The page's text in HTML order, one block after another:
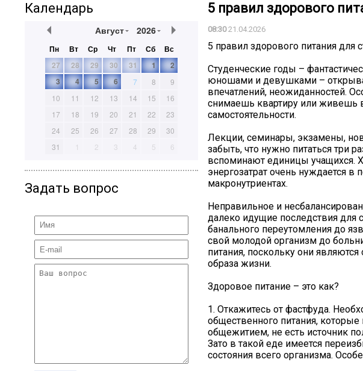
Календарь
Август 2026
Пн Вт Ср Чт Пт Сб
Вс
27
28 29 30 31 1
2
3
4 5 6 7 8
9
10
11 12 13 14 15
16
17
18 19 20 21 22
23
24
25 26 27 28 29
30
31
1 2 3 4 5 6
Задать вопрос
5 правил здорового
08:3021.04.2026
5 правил здорового питания для
Студенческие годы –
юношами и девушками –
впечатлений, неожиданностей.
снимаешь квартиру или живешь
самостоятельности.
Лекции, семинары, экзамены,
забыть, что нужно питаться три
вспоминают единицы учащихся.
энергозатрат очень нуждается
макронутриентах.
Неправильное и
далеко идущие последствия для
банального переутомления до
свой молодой организм до
питания, поскольку они
образа жизни.
Здоровое питание – это как?
1. Откажитесь от фастфуда.
общественного питания,
общежитием, не есть источник
Зато в такой еде имеется
состояния всего организма.